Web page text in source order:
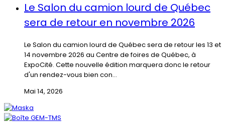
Le Salon du camion lourd de Québec
sera de retour en novembre 2026
Le Salon du camion lourd de Québec sera de retour les 13 et
14 novembre 2026 au Centre de foires de Québec, à
ExpoCité. Cette nouvelle édition marquera donc le retour
d'un rendez-vous bien con...
Mai 14, 2026